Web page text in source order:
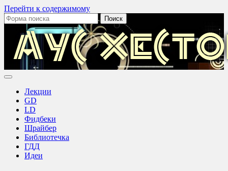
Перейти к содержимому
Поиск:
Аус
Лекции
GD
LD
Фидбеки
Шрайбер
Библиотечка
ГДД
Идеи